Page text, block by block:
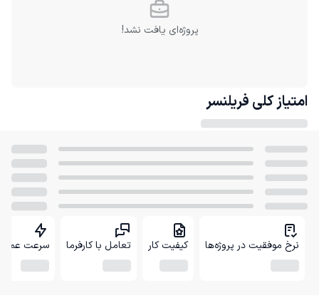
پروژه‌ای یافت نشد!
امتیاز کلی فریلنسر
نرخ موفقیت در پروژه‌ها کیفیت کار تعامل با کارفرما سرعت عمل